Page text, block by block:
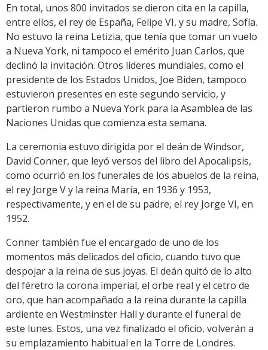
En total, unos 800 invitados se dieron cita en la capilla,
entre ellos, el rey de España, Felipe VI, y su madre, Sofía.
No estuvo la reina Letizia, que tenía que tomar un vuelo
a Nueva York, ni tampoco el emérito Juan Carlos, que
declinó la invitación. Otros líderes mundiales, como el
presidente de los Estados Unidos, Joe Biden, tampoco
estuvieron presentes en este segundo servicio, y
partieron rumbo a Nueva York para la Asamblea de las
Naciones Unidas que comienza esta semana.
La ceremonia estuvo dirigida por el deán de Windsor,
David Conner, que leyó versos del libro del Apocalipsis,
como ocurrió en los funerales de los abuelos de la reina,
el rey Jorge V y la reina María, en 1936 y 1953,
respectivamente, y en el de su padre, el rey Jorge VI, en
1952.
Conner también fue el encargado de uno de los
momentos más delicados del oficio, cuando tuvo que
despojar a la reina de sus joyas. El deán quitó de lo alto
del féretro la corona imperial, el orbe real y el cetro de
oro, que han acompañado a la reina durante la capilla
ardiente en Westminster Hall y durante el funeral de
este lunes. Estos, una vez finalizado el oficio, volverán a
su emplazamiento habitual en la Torre de Londres.